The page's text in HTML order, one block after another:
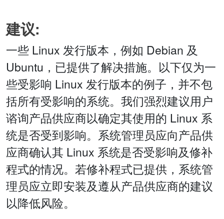
建议:
一些 Linux 发行版本，例如 Debian 及
Ubuntu，已提供了解决措施。以下仅为一
些受影响 Linux 发行版本的例子，并不包
括所有受影响的系统。我们强烈建议用户
谘询产品供应商以确定其使用的 Linux 系
统是否受到影响。系统管理员应向产品供
应商确认其 Linux 系统是否受影响及修补
程式的情况。若修补程式已提供，系统管
理员应立即安装及遵从产品供应商的建议
以降低风险。